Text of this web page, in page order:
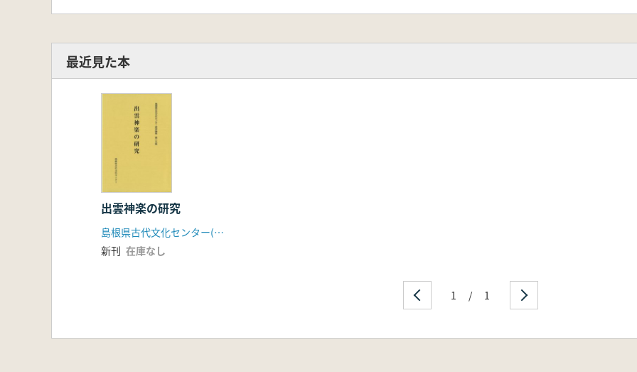
最近見た本
出雲神楽の研究
島根県古代文化センター(島根県文化財愛護協会)
新刊 在庫なし
1 / 1